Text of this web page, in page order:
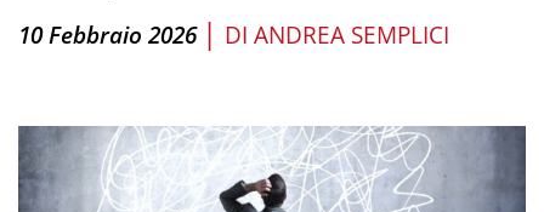
10 Febbraio 2026 | DI ANDREA SEMPLICI